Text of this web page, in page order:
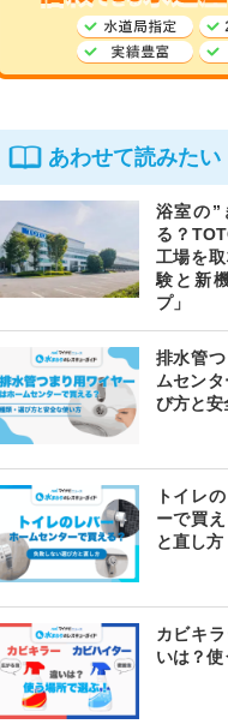
あわせて読みたい
浴室の”
る？
工場を
験と新
プ」
排水管
ムセン
び方と安
トイレ
ーで買
と直し方
カビキ
いは？使